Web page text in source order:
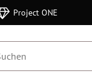
Project ONE